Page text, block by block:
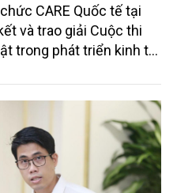
CARE Quốc tế tại
và trao giải Cuộc thi
trong phát triển kinh tế